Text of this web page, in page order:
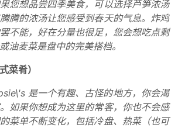
您想品尝四季美食，可以选择芦笋浓汤
腾的浓汤让您感受到春天的气息。炸鸡
不能，好在分量也很足，您会想吃点剩
油麦菜是盘中的完美搭档。
菜肴）
是一个有趣、古怪的地方，你会渴
如果你想成为这里的常客，你也不会感
菜单不断变化，包括冷盘、热菜（也可